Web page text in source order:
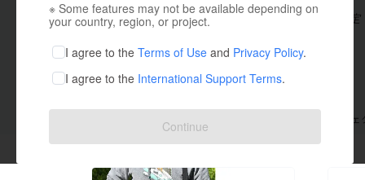
アート・写真
テクノロジー・ガジェット
映像・映画
ビジネス・起業
まちづくり・地域活性化
※ Some features may not be available depending on
your country, region, or project.
I agree to the Terms of Use and Privacy Policy.
I agree to the International Support Terms.
Continue
出身国：未設定
プロジ